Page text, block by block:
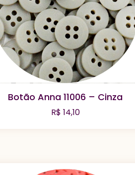
Botão Anna 11006 – Cinza
R$ 14,10